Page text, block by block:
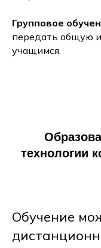
Групповое
передать общую
учащимся.
технологии
Обучение